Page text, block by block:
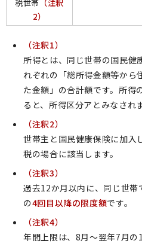
税世帯 （注釈
2）
（注釈1）
所得とは、同じ世帯の国民健
れぞれの「総所得金額等から
た金額」の合計額です。所得
ると、所得区分アとみなされま
（注釈2）
世帯主と国民健康保険に加入
税の場合に該当します。
（注釈3）
過去12か月以内に、同じ世
の4回目以降の限度額です。
（注釈4）
年間上限は、8月～翌年7月の